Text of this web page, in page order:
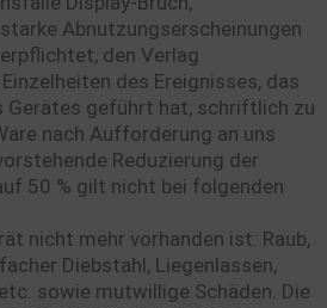
Abnutzungserscheinungen
den Verlag
des Ereignisses, das
Gerätes geführt hat, schriftlich zu
nach Aufforderung an uns
Reduzierung der
50 % gilt nicht bei folgenden
nicht mehr vorhanden ist: Raub,
Diebstahl, Liegenlassen,
sowie mutwillige Schäden. Die